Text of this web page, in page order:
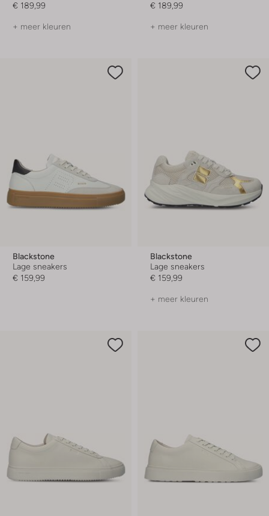
€ 189,99
+ meer kleuren
€ 189,99
+ meer kleuren
Blackstone
Lage sneakers
€ 159,99
Blackstone
Lage sneakers
€ 159,99
+ meer kleuren